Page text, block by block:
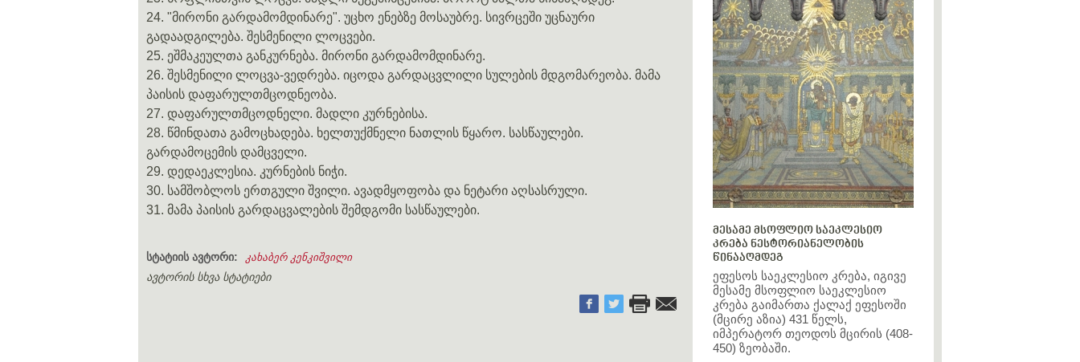
24. "მირონი გარდამომდინარე". უცხო ენებზე მოსაუბრე. სივრცეში უცნაური
გადაადგილება. შესმენილი ლოცვები.
25. ეშმაკეულთა განკურნება. მირონი გარდამომდინარე.
26. შესმენილი ლოცვა-ვედრება. იცოდა გარდაცვლილი სულების მდგომარეობა. მამა
პაისის დაფარულთმცოდნეობა.
27. დაფარულთმცოდნელი. მადლი კურნებისა.
28. წმინდათა გამოცხადება. ხელთუქმნელი ნათლის წყარო. სასწაულები.
გარდამოცემის დამცველი.
29. დედაეკლესია. კურნების ნიჭი.
30. სამშობლოს ერთგული შვილი. ავადმყოფობა და ნეტარი აღსასრული.
31. მამა პაისის გარდაცვალების შემდგომი სასწაულები.
სტატიის ავტორი: კახაბერ კენკიშვილი
ავტორის სხვა სტატიები
მესამე მსოფლიო საეკლესიო
კრება ნესტორიანელობის
წინააღმდეგ
ეფესოს საეკლესიო კრება, იგივე
მესამე მსოფლიო საეკლესიო
კრება გაიმართა ქალაქ ეფესოში
(მცირე აზია) 431 წელს,
იმპერატორ თეოდოს მცირის (408-
450) ზეობაში.